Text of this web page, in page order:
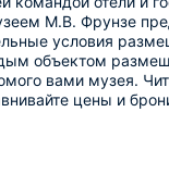
М.В. Фрунзе
условия
объектом
вами музея.
цены и